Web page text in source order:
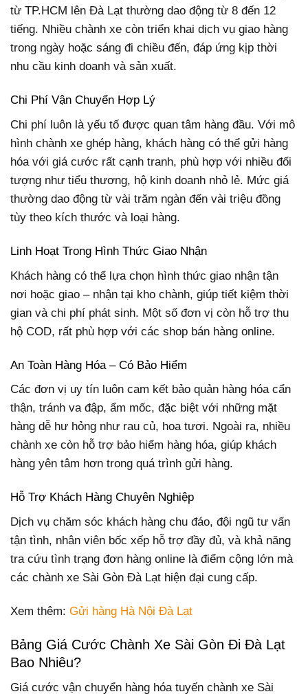
từ TP.HCM lên Đà Lạt thường dao động từ 8 đến 12
tiếng. Nhiều chành xe còn triển khai dịch vụ giao hàng
trong ngày hoặc sáng đi chiều đến, đáp ứng kịp thời
nhu cầu kinh doanh và sản xuất.
Chi Phí Vận Chuyển Hợp Lý
Chi phí luôn là yếu tố được quan tâm hàng đầu. Với mô
hình chành xe ghép hàng, khách hàng có thể gửi hàng
hóa với giá cước rất cạnh tranh, phù hợp với nhiều đối
tượng như tiểu thương, hộ kinh doanh nhỏ lẻ. Mức giá
thường dao động từ vài trăm ngàn đến vài triệu đồng
tùy theo kích thước và loại hàng.
Linh Hoạt Trong Hình Thức Giao Nhận
Khách hàng có thể lựa chọn hình thức giao nhận tận
nơi hoặc giao – nhận tại kho chành, giúp tiết kiệm thời
gian và chi phí phát sinh. Một số đơn vị còn hỗ trợ thu
hộ COD, rất phù hợp với các shop bán hàng online.
An Toàn Hàng Hóa – Có Bảo Hiểm
Các đơn vị uy tín luôn cam kết bảo quản hàng hóa cẩn
thận, tránh va đập, ẩm mốc, đặc biệt với những mặt
hàng dễ hư hỏng như rau củ, hoa tươi. Ngoài ra, nhiều
chành xe còn hỗ trợ bảo hiểm hàng hóa, giúp khách
hàng yên tâm hơn trong quá trình gửi hàng.
Hỗ Trợ Khách Hàng Chuyên Nghiệp
Dịch vụ chăm sóc khách hàng chu đáo, đội ngũ tư vấn
tận tình, nhân viên bốc xếp hỗ trợ đầy đủ, và khả năng
tra cứu tình trạng đơn hàng online là điểm cộng lớn mà
các chành xe Sài Gòn Đà Lạt hiện đại cung cấp.
Xem thêm: Gửi hàng Hà Nội Đà Lạt
Bảng Giá Cước Chành Xe Sài Gòn Đi Đà Lạt
Bao Nhiêu?
Giá cước vận chuyển hàng hóa tuyến chành xe Sài